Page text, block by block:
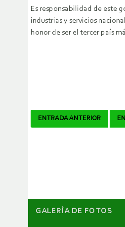
Es responsabilidad de este
industrias y servicios
honor de ser el tercer país
Navegador
ENTRADA ANTERIOR
GALERÌA DE FOTOS